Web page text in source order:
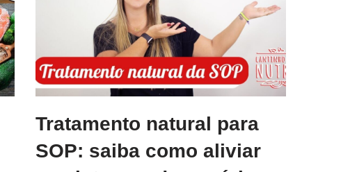
Tratamento natural para
SOP: saiba como aliviar